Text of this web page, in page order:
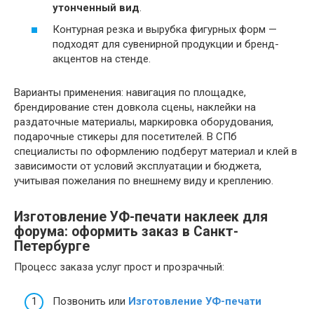
утонченный вид.
Контурная резка и вырубка фигурных форм —
подходят для сувенирной продукции и бренд-
акцентов на стенде.
Варианты применения: навигация по площадке,
брендирование стен довкола сцены, наклейки на
раздаточные материалы, маркировка оборудования,
подарочные стикеры для посетителей. В СПб
специалисты по оформлению подберут материал и клей в
зависимости от условий эксплуатации и бюджета,
учитывая пожелания по внешнему виду и креплению.
Изготовление УФ-печати наклеек для
форума: оформить заказ в Санкт-
Петербурге
Процесс заказа услуг прост и прозрачный:
Позвонить или Изготовление УФ-печати